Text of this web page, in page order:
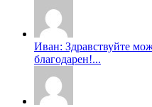
Иван: Здравствуйте
благодарен!...